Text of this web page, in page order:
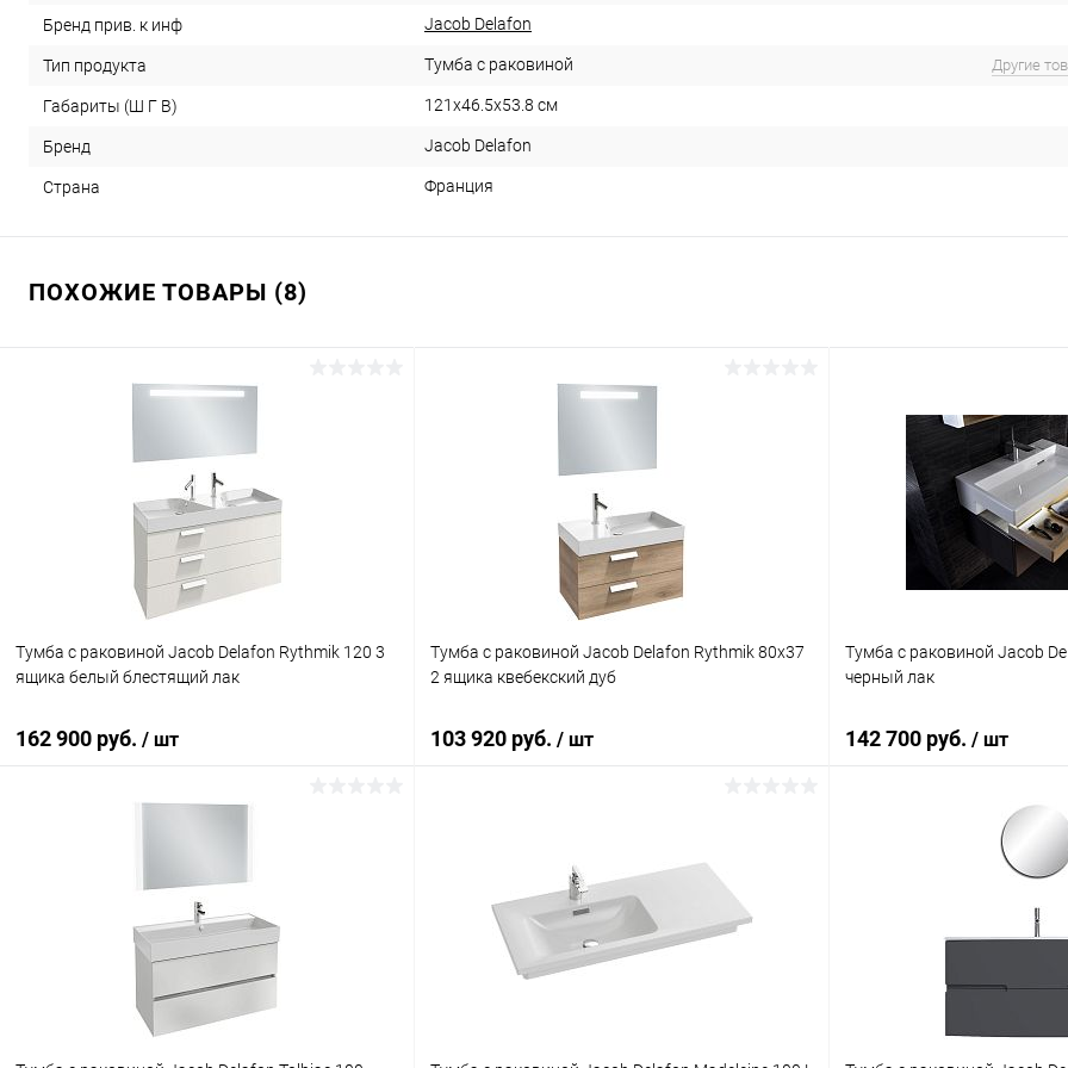
Бренд прив. к инф Jacob Delafon
Тип продукта Тумба с раковиной Другие
Габариты (Ш Г В) 121x46.5x53.8 см
Бренд Jacob Delafon
Страна Франция
ПОХОЖИЕ ТОВАРЫ (8)
Тумба с раковиной Jacob Delafon Rythmik 120 3
ящика белый блестящий лак
162 900 руб. / шт
Под заказ
Тумба с раковиной Jacob Delafon Rythmik 80х37
2 ящика квебекский дуб
103 920 руб. / шт
Купить в 1 клик Сравнение
В избранное Под заказ
Тумба с раковиной Jacob
черный лак
142 700 руб. / шт
В
В избранное